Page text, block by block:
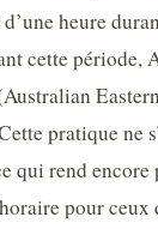
heure
cette période,
pratique ne
qui rend encore
pour ceux